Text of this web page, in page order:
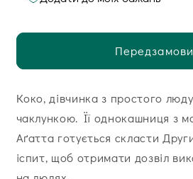
Коко, дівчинка з простого
чаклункою. Її однокашниця з
Аґатта готується скласти
іспит, щоб отримати дозвіл